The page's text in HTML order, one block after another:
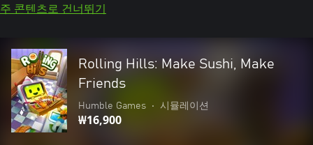
주 콘텐츠로 건너뛰기
Rolling Hills: Make Sushi, Make
Friends
Humble Games • 시뮬레이션
₩16,900